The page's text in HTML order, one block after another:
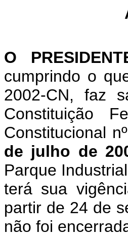
O
cumprindo o
2002-CN, faz
Constituição
Constitucional
de julho de
Parque
terá sua
partir de 24 de
não foi